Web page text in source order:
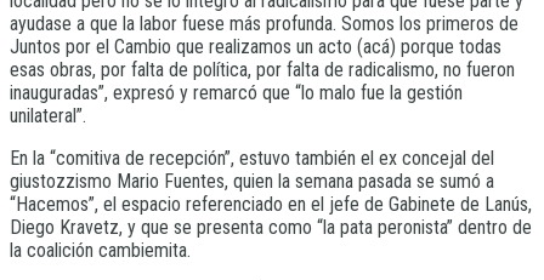
ayudase a que la labor fuese más profunda. Somos los primeros de
Juntos por el Cambio que realizamos un acto (acá) porque todas
esas obras, por falta de política, por falta de radicalismo, no fueron
inauguradas”, expresó y remarcó que “lo malo fue la gestión
unilateral”.
En la “comitiva de recepción”, estuvo también el ex concejal del
giustozzismo Mario Fuentes, quien la semana pasada se sumó a
“Hacemos”, el espacio referenciado en el jefe de Gabinete de Lanús,
Diego Kravetz, y que se presenta como “la pata peronista” dentro de
la coalición cambiemita.